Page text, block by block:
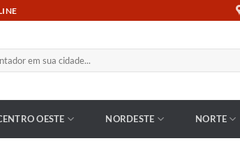
OESTE NORDESTE NORTE